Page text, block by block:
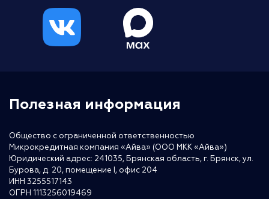
Полезная информация
Общество с ограниченной ответственностью
Микрокредитная компания «Айва» (ООО МКК «Айва»)
Юридический адрес: 241035, Брянская область, г. Брянск, ул.
Бурова, д. 20, помещение I, офис 204
ИНН 3255517143
ОГРН 1113256019469